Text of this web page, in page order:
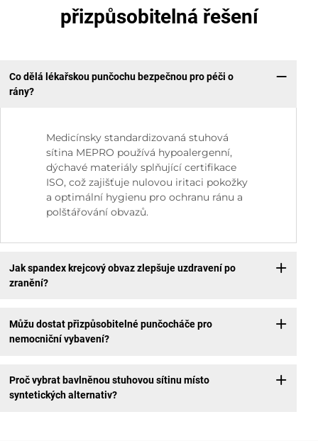
přizpůsobitelná řešení
Co dělá lékařskou punčochu bezpečnou pro péči o
rány?
Medicínsky standardizovaná stuhová
sítina MEPRO používá hypoalergenní,
dýchavé materiály splňující certifikace
ISO, což zajišťuje nulovou iritaci pokožky
a optimální hygienu pro ochranu ránu a
polštářování obvazů.
Jak spandex krejcový obvaz zlepšuje uzdravení po
zranění?
Můžu dostat přizpůsobitelné punčocháče pro
nemocniční vybavení?
Proč vybrat bavlněnou stuhovou sítinu místo
syntetických alternativ?